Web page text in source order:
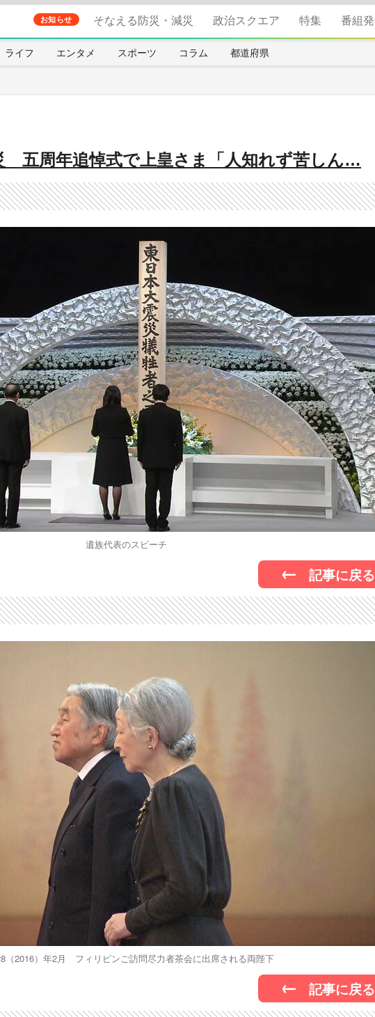
お知らせ そなえる防災・減災 政治スクエア 特集 番組発
ライフ エンタメ スポーツ コラム 都道府県
五周年追悼式で上皇さま「人知れず苦しん…
遺族代表のスピーチ
記事に戻る
（2016）年2月 フィリピンご訪問尽力者茶会に出席される両陛下
記事に戻る